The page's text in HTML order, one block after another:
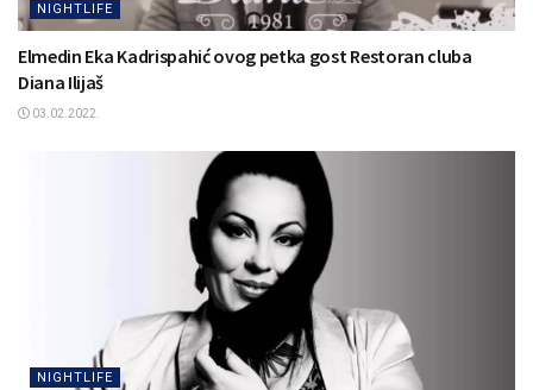
NIGHTLIFE
Elmedin Eka Kadrispahić ovog petka gost Restoran cluba
Diana Ilijaš
03.02.2022.
NIGHTLIFE